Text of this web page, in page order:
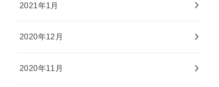
2021年1月
2020年12月
2020年11月